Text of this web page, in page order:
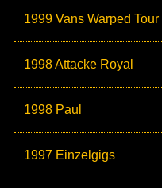
1999 Vans Warped Tour
1998 Attacke Royal
1998 Paul
1997 Einzelgigs